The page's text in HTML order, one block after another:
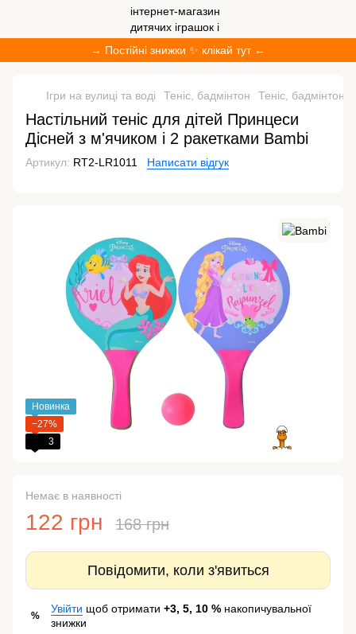
→ Постійні знижки ✨ клікай тут ←
Ігри на вулиці та воді Теніс, бадмінтон Теніс, бадмінтон
Настільний теніс для дітей Принцеси
Дісней з м'ячиком і 2 ракетками Bambi
Артикул: RT2-LR1011 Написати відгук
Новинка
−27%
3
Немає в наявності
122 грн 168 грн
Повідомити, коли з'явиться
%
Увійти щоб отримати +3, 5, 10 % накопичувальної
знижки